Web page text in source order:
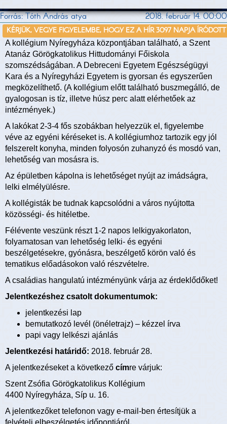
Forrás: Tóth András atya 2018. február 14. 00:00
KÉRJÜK, VEGYE FIGYELEMBE, HOGY EZ A HÍR 3097 NAPJA ÍRÓDOTT
A kollégium Nyíregyháza központjában található, a Szent
Atanáz Görögkatolikus Hittudományi Főiskola
szomszédságában. A Debreceni Egyetem Egészségügyi
Kara és a Nyíregyházi Egyetem is gyorsan és egyszerűen
megközelíthető. (A kollégium előtt található buszmegálló, de
gyalogosan is tíz, illetve húsz perc alatt elérhetőek az
intézmények.)
A lakókat 2-3-4 fős szobákban helyezzük el, figyelembe
véve az egyéni kéréseket is. A kollégiumhoz tartozik egy jól
felszerelt konyha, minden folyosón zuhanyzó és mosdó van,
lehetőség van mosásra is.
Az épületben kápolna is lehetőséget nyújt az imádságra,
lelki elmélyülésre.
A kollégisták be tudnak kapcsolódni a város nyújtotta
közösségi- és hitéletbe.
Félévente veszünk részt 1-2 napos lelkigyakorlaton,
folyamatosan van lehetőség lelki- és egyéni
beszélgetésekre, gyónásra, beszélgető körön való és
tematikus előadásokon való részvételre.
A családias hangulatú intézményünk várja az érdeklődőket!
Jelentkezéshez csatolt dokumentumok:
jelentkezési lap
bemutatkozó levél (önéletrajz) – kézzel írva
papi vagy lelkészi ajánlás
Jelentkezési határidő: 2018. február 28.
A jelentkezéseket a következő címre várjuk:
Szent Zsófia Görögkatolikus Kollégium
4400 Nyíregyháza, Síp u. 16.
A jelentkezőket telefonon vagy e-mail-ben értesítjük a